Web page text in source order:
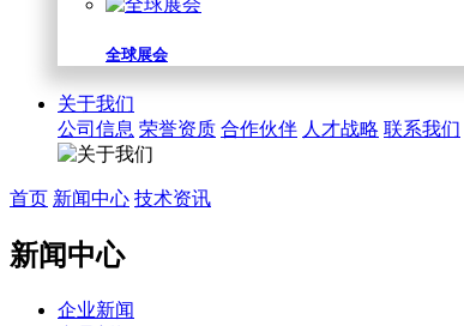
全球展会
关于我们
公司信息 荣誉资质 合作伙伴 人才战略 联系我们
首页 新闻中心 技术资讯
新闻中心
企业新闻